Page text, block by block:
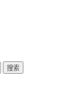
搜索